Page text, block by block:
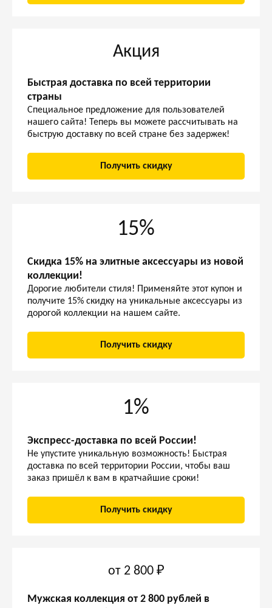
Акция
Быстрая доставка по всей территории
страны
Специальное предложение для пользователей
нашего сайта! Теперь вы можете рассчитывать на
быструю доставку по всей стране без задержек!
Получить скидку
15%
Скидка 15% на элитные аксессуары из новой
коллекции!
Дорогие любители стиля! Применяйте этот купон и
получите 15% скидку на уникальные аксессуары из
дорогой коллекции на нашем сайте.
Получить скидку
1%
Экспресс-доставка по всей России!
Не упустите уникальную возможность! Быстрая
доставка по всей территории России, чтобы ваш
заказ пришёл к вам в кратчайшие сроки!
Получить скидку
от 2 800 ₽
Мужская коллекция от 2 800 рублей в